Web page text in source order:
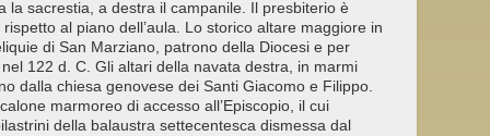
sacrestia, a destra il campanile. Il presbiterio è
al piano dell’aula. Lo storico altare maggiore in
di San Marziano, patrono della Diocesi e per
122 d. C. Gli altari della navata destra, in marmi
dalla chiesa genovese dei Santi Giacomo e Filippo.
marmoreo di accesso all’Episcopio, il cui
della balaustra settecentesca dismessa dal